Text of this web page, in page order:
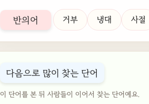
반의어 거부 냉대 사절
다음으로 많이 찾는 단어
이 단어를 본 뒤 사람들이 이어서 찾는 단어예요.